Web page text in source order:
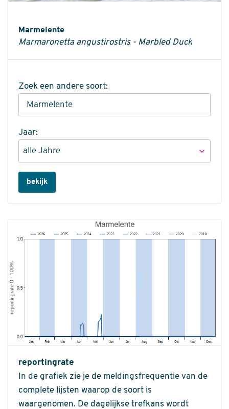
Marmelente
Marmaronetta angustirostris - Marbled Duck
Zoek een andere soort:
Jaar:
bekijk
reportingrate
In de grafiek zie je de meldingsfrequentie van de
complete lijsten waarop de soort is
waargenomen. De dagelijkse trefkans wordt